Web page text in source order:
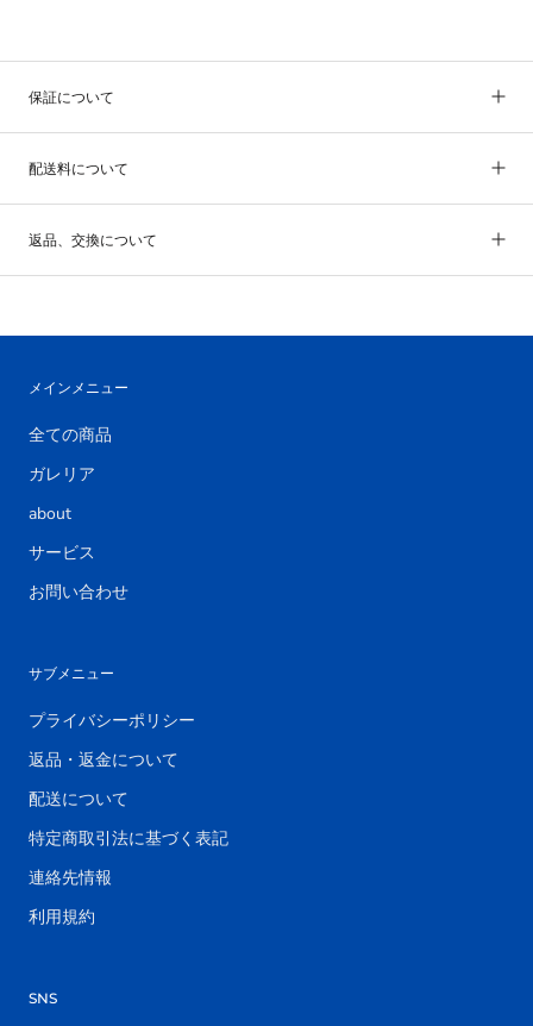
保証について
配送料について
返品、交換について
メインメニュー
全ての商品
ガレリア
about
サービス
お問い合わせ
サブメニュー
プライバシーポリシー
返品・返金について
配送について
特定商取引法に基づく表記
連絡先情報
利用規約
SNS